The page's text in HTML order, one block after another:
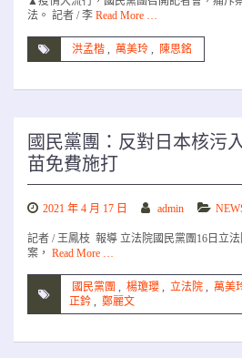
法。 記者 / 李 Read More …
洪孟楷 , 萬美玲 , 陳思銘
國民黨團：反對日本核污
苗免費施打
2021 年 4 月 17 日 admin
記者 / 王鳳枝 報導 立法院國民黨團16日立
案， Read More …
國民黨團 , 楊瓊瓔 , 立法院 , 萬美
正鈐 , 鄭麗文